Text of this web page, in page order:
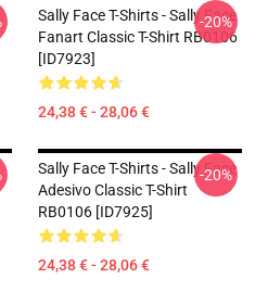
Sally Face T-Shirts - Sally Face
Fanart Classic T-Shirt RB0106
[ID7923]
24,38 € - 28,06 €
-20%
Sally Face T-Shirts - Sally Face
Adesivo Classic T-Shirt
RB0106 [ID7925]
24,38 € - 28,06 €
-20%